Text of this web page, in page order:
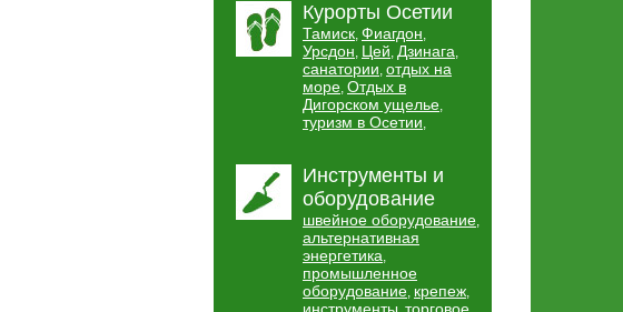
Курорты Осетии
Тамиск, Фиагдон,
Урсдон, Цей, Дзинага,
санатории, отдых на
море, Отдых в
Дигорском ущелье,
туризм в Осетии,
Инструменты и
оборудование
швейное оборудование,
альтернативная
энергетика,
промышленное
оборудование, крепеж,